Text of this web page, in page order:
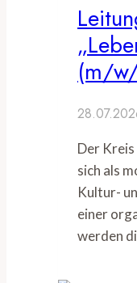
(m/
Der
sich als
Kultur-
einer
werden